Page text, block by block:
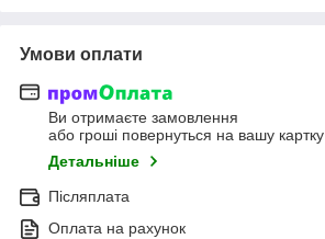
Умови оплати
Ви отримаєте замовлення
або гроші повернуться на вашу картку
Детальніше
Післяплата
Оплата на рахунок